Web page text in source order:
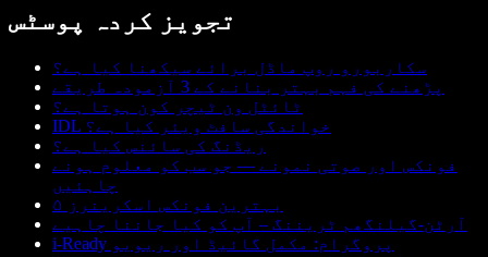
تجویز کردہ پوسٹس
سکاربورو روپ ماڈل برائے سیکھنا کیا ہے؟
پڑھنے کی فہم بہتر بنانے کے 3 آزمودہ طریقے
ٹائٹل ون ٹیچر کون ہوتا ہے؟
IDL خواندگی سافٹ ویئر کیا ہے؟
ریڈنگ کی سائنس کیا ہے؟
فونکس اور صوتی نمونے — جو سب کو معلوم ہونے
چاہئیں
۵ بہترین فونکس اسکرینرز
آرٹن-گیلنگھم ٹریننگ – آپ کو کیا جاننا چاہیے
i-Ready پروگرام: مکمل گائیڈ اور ریویو